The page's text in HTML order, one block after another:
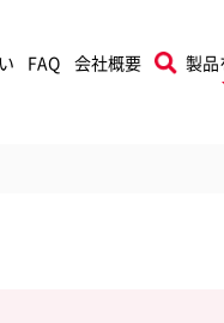
FAQ 会社概要 製品